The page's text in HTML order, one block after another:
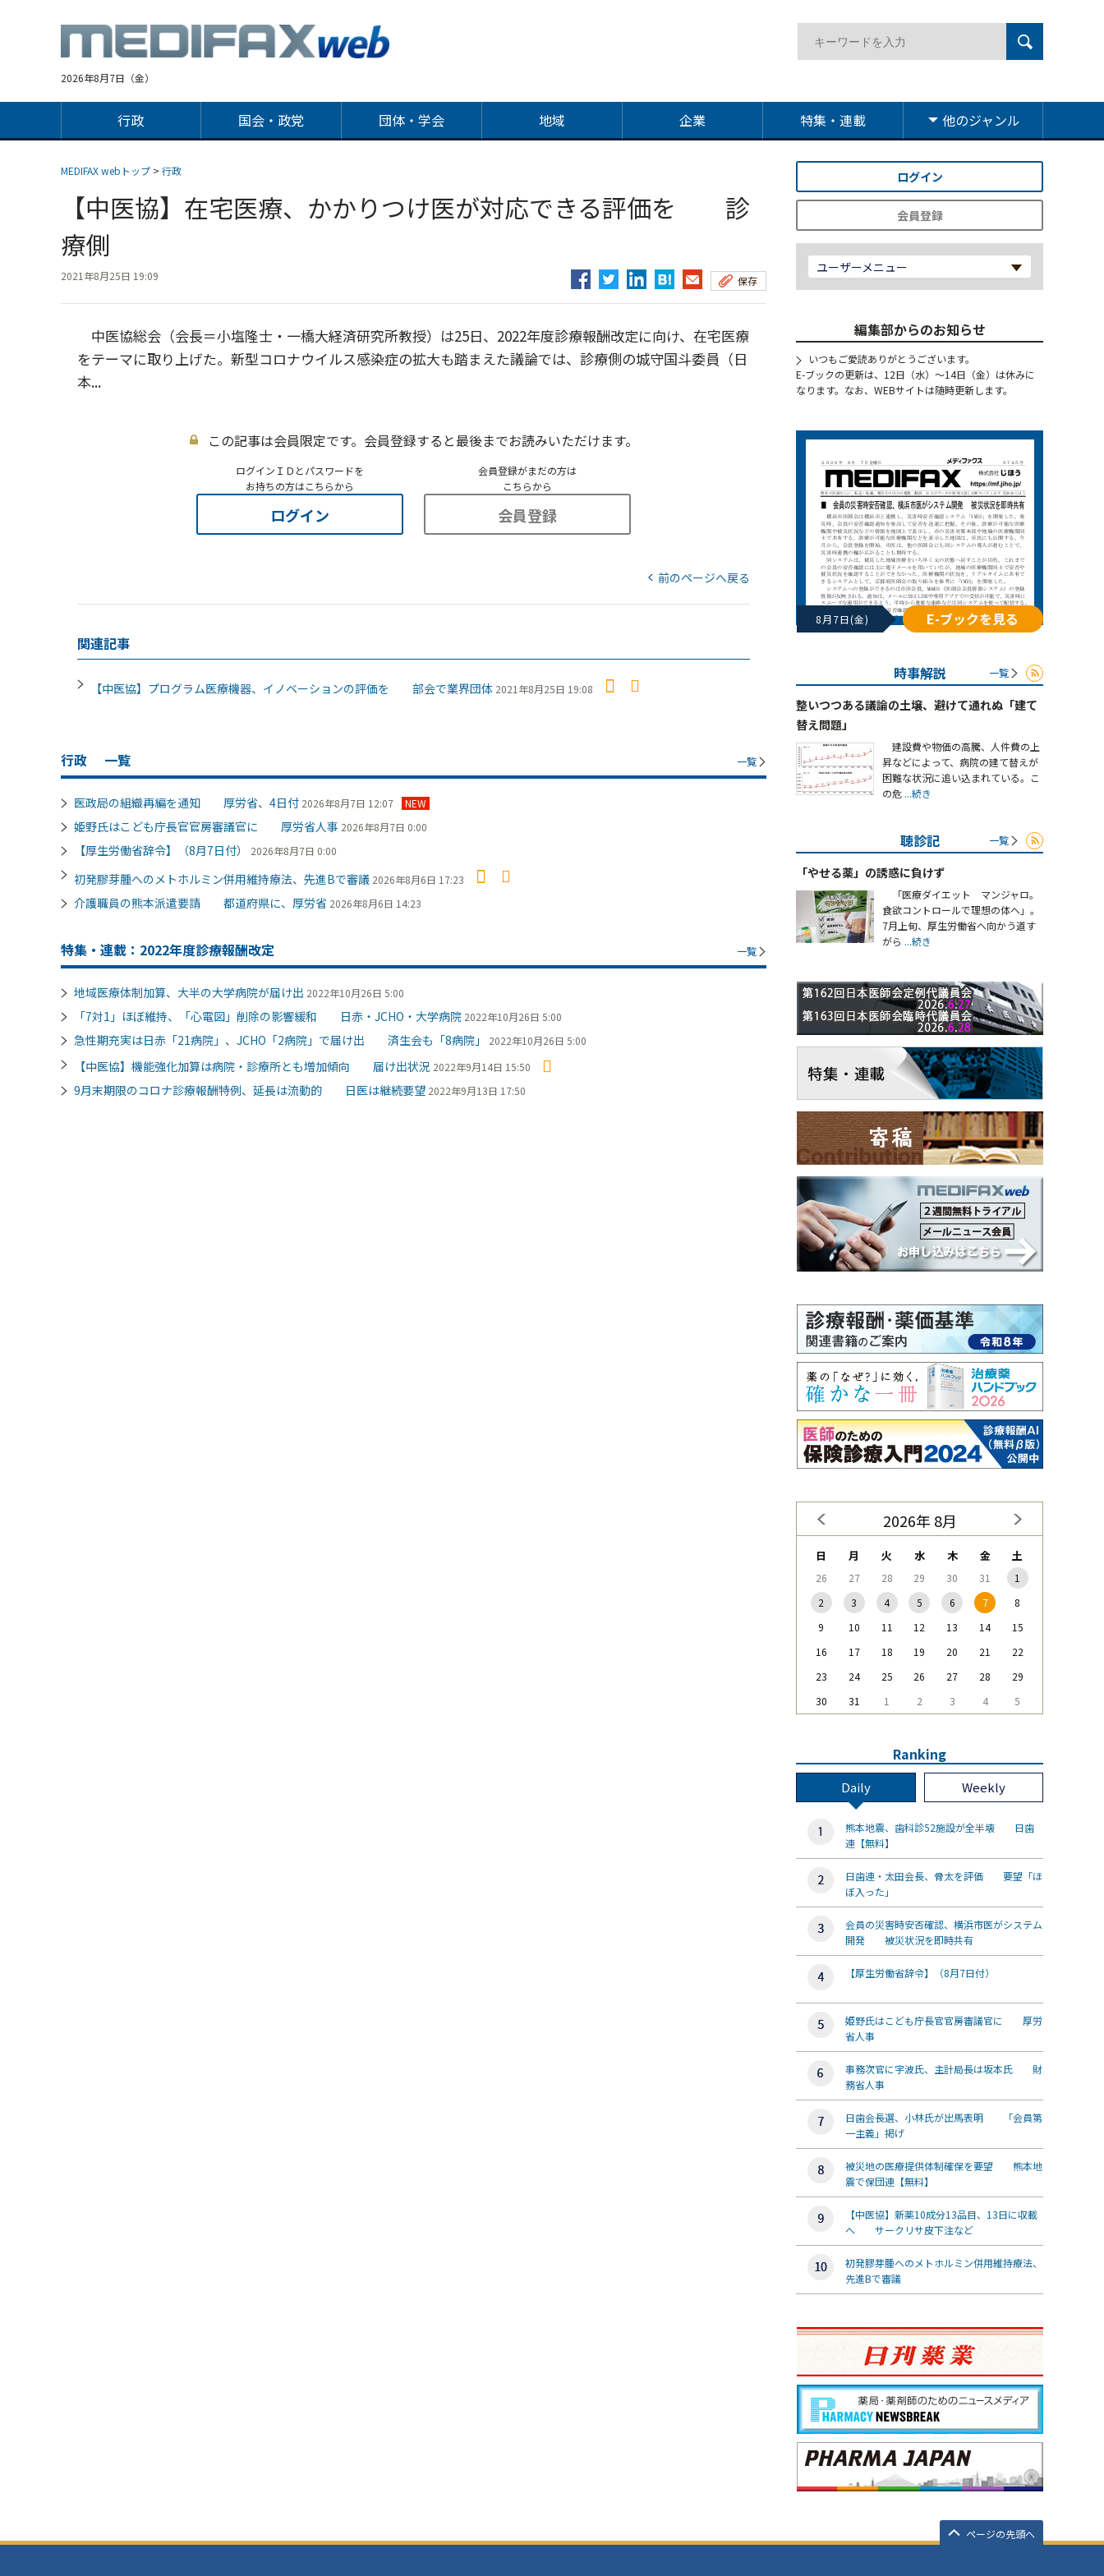
2026年8月7日（金）
行政 国会・政党 団体・学会 地域 企業 特集・連載 他のジャンル
MEDIFAX webトップ > 行政
【中医協】在宅医療、かかりつけ医が対応できる評価を 診
療側
2021年8月25日 19:09 保存
中医協総会（会長＝小塩隆士・一橋大経済研究所教授）は25日、2022年度診療報酬改定に向け、在宅医療
をテーマに取り上げた。新型コロナウイルス感染症の拡大も踏まえた議論では、診療側の城守国斗委員（日
本...
この記事は会員限定です。会員登録すると最後までお読みいただけます。
ログインＩＤとパスワードを
お持ちの方はこちらから
ログイン
会員登録がまだの方は
こちらから
会員登録
前のページへ戻る
関連記事
【中医協】プログラム医療機器、イノベーションの評価を 部会で業界団体 2021年8月25日 19:08
行政 一覧 一覧
医政局の組織再編を通知 厚労省、4日付 2026年8月7日 12:07 NEW
姫野氏はこども庁長官官房審議官に 厚労省人事 2026年8月7日 0:00
【厚生労働省辞令】（8月7日付） 2026年8月7日 0:00
初発膠芽腫へのメトホルミン併用維持療法、先進Bで審議 2026年8月6日 17:23
介護職員の熊本派遣要請 都道府県に、厚労省 2026年8月6日 14:23
特集・連載：2022年度診療報酬改定 一覧
地域医療体制加算、大半の大学病院が届け出 2022年10月26日 5:00
「7対1」ほぼ維持、「心電図」削除の影響緩和 日赤・JCHO・大学病院 2022年10月26日 5:00
急性期充実は日赤「21病院」、JCHO「2病院」で届け出 済生会も「8病院」 2022年10月26日 5:00
【中医協】機能強化加算は病院・診療所とも増加傾向 届け出状況 2022年9月14日 15:50
9月末期限のコロナ診療報酬特例、延長は流動的 日医は継続要望 2022年9月13日 17:50
ログイン
会員登録
ユーザーメニュー
編集部からのお知らせ
いつもご愛読ありがとうございます。
E-ブックの更新は、12日（水）～14日（金）は休みに
なります。なお、WEBサイトは随時更新します。
8月7日(金) E-ブックを見る
時事解説 一覧
整いつつある議論の土壌、避けて通れぬ「建て
替え問題」
建設費や物価の高騰、人件費の上
昇などによって、病院の建て替えが
困難な状況に追い込まれている。こ
の危 ...続き
聴診記 一覧
「やせる薬」の誘惑に負けず
「医療ダイエット マンジャロ。
食欲コントロールで理想の体へ」。
7月上旬、厚生労働省へ向かう道す
がら ...続き
2026年 8月
日 月 火 水 木 金 土
26 27 28 29 30 31
1
2
3 4 5 6 7
8
9
10 11 12 13 14
15
16
17 18 19 20 21
22
23
24 25 26 27 28
29
30
31 1 2 3 4 5
Ranking
Daily Weekly
熊本地震、歯科診52施設が全半壊 日歯
連【無料】
日歯連・太田会長、骨太を評価 要望「ほ
ぼ入った」
会員の災害時安否確認、横浜市医がシステム
開発 被災状況を即時共有
【厚生労働省辞令】（8月7日付）
姫野氏はこども庁長官官房審議官に 厚労
省人事
事務次官に宇波氏、主計局長は坂本氏 財
務省人事
日歯会長選、小林氏が出馬表明 「会員第
一主義」掲げ
被災地の医療提供体制確保を要望 熊本地
震で保団連【無料】
【中医協】新薬10成分13品目、13日に収載
へ サークリサ皮下注など
初発膠芽腫へのメトホルミン併用維持療法、
先進Bで審議
ページの先頭へ